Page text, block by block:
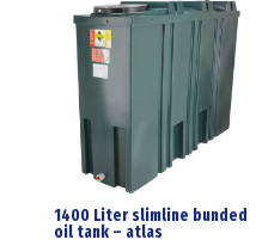
1400 Liter slimline bunded
oil tank – atlas